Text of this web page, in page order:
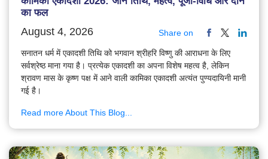
का फल
August 4, 2026 Share on
सनातन धर्म में एकादशी तिथि को भगवान श्रीहरि विष्णु की आराधना के लिए
सर्वश्रेष्ठ माना गया है। प्रत्येक एकादशी का अपना विशेष महत्व है, लेकिन
श्रावण मास के कृष्ण पक्ष में आने वाली कामिका एकादशी अत्यंत पुण्यदायिनी मानी
गई है।
Read more About This Blog...